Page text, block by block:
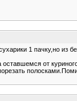
1 пачку,но из
от